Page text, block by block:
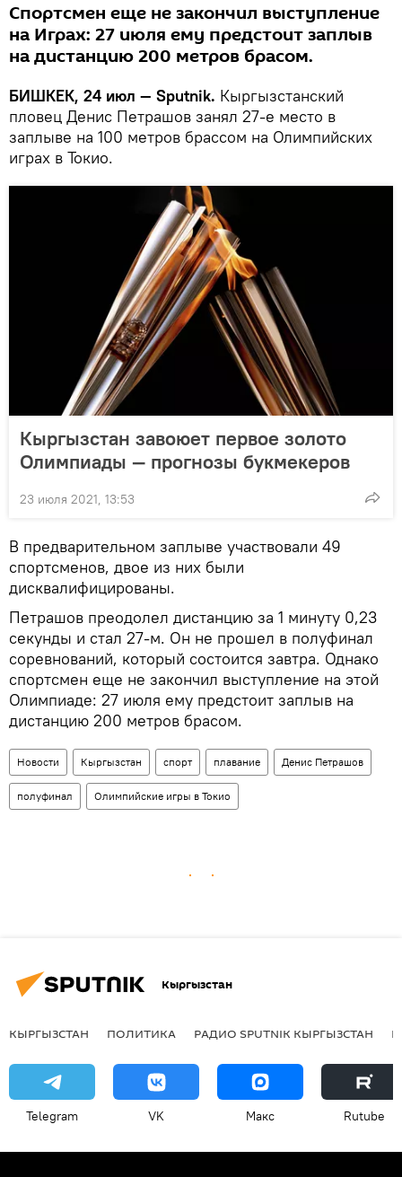
Спортсмен еще не закончил выступление
на Играх: 27 июля ему предстоит заплыв
на дистанцию 200 метров брасом.
БИШКЕК, 24 июл — Sputnik. Кыргызстанский
пловец Денис Петрашов занял 27-е место в
заплыве на 100 метров брассом на Олимпийских
играх в Токио.
Кыргызстан завоюет первое золото
Олимпиады — прогнозы букмекеров
23 июля 2021, 13:53
В предварительном заплыве участвовали 49
спортсменов, двое из них были
дисквалифицированы.
Петрашов преодолел дистанцию за 1 минуту 0,23
секунды и стал 27-м. Он не прошел в полуфинал
соревнований, который состоится завтра. Однако
спортсмен еще не закончил выступление на этой
Олимпиаде: 27 июля ему предстоит заплыв на
дистанцию 200 метров брасом.
Новости Кыргызстан спорт плавание Денис Петрашов
полуфинал Олимпийские игры в Токио
Кыргызстан
КЫРГЫЗСТАН ПОЛИТИКА РАДИО SPUTNIK КЫРГЫЗСТАН
Telegram VK Макс Rutube